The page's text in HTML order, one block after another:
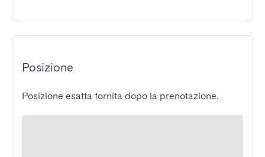
Posizione
Posizione esatta fornita dopo la prenotazione.